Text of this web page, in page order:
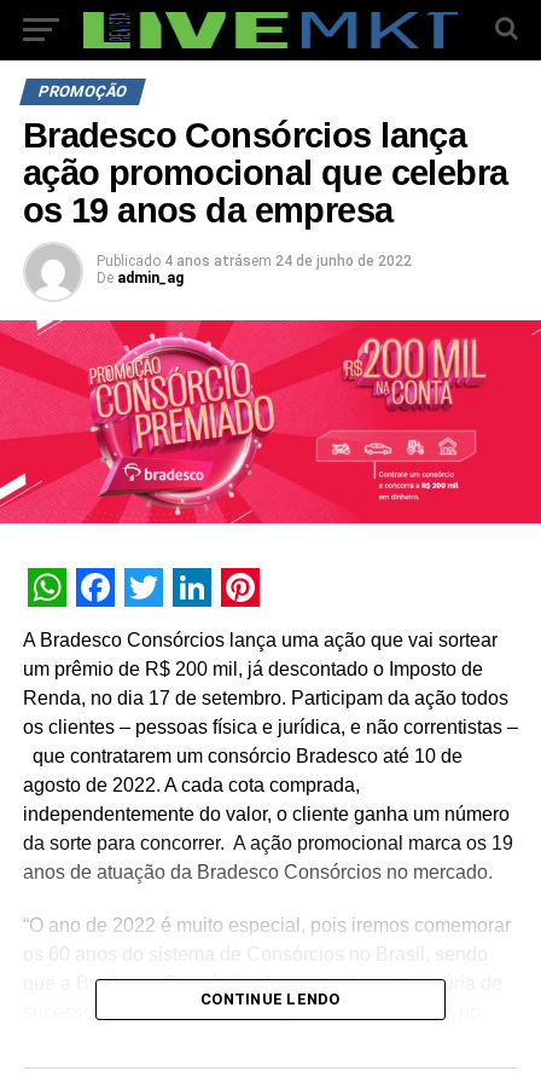
PROMOÇÃO
Bradesco Consórcios lança
ação promocional que celebra
os 19 anos da empresa
Publicado 4 anos atrásem 24 de junho de 2022
De admin_ag
WhatsApp
Facebook
Twitter
LinkedIn
Pinterest
A Bradesco Consórcios lança uma ação que vai sortear
um prêmio de R$ 200 mil, já descontado o Imposto de
Renda, no dia 17 de setembro. Participam da ação todos
os clientes – pessoas física e jurídica, e não correntistas –
que contratarem um consórcio Bradesco até 10 de
agosto de 2022. A cada cota comprada,
independentemente do valor, o cliente ganha um número
da sorte para concorrer. A ação promocional marca os 19
anos de atuação da Bradesco Consórcios no mercado.
“O ano de 2022 é muito especial, pois iremos comemorar
os 60 anos do sistema de Consórcios no Brasil, sendo
que a Bradesco Consórcios faz parte dessa trajetória de
sucesso, com 19 anos de atuação no mercado. Só no
contemplações. São aproximadamente 500 carros pagos
CONTINUE LENDO